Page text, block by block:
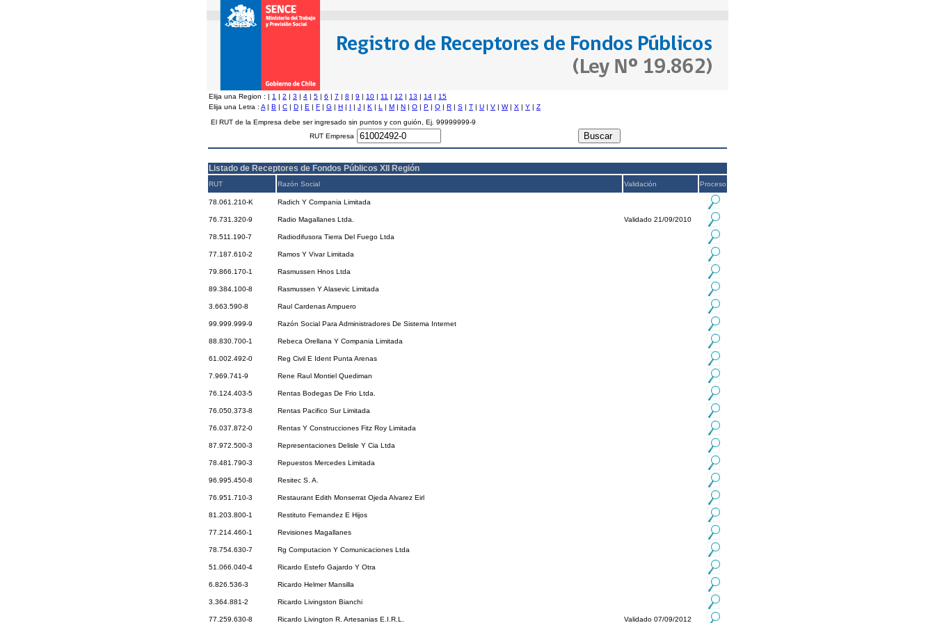
Elija una Region : | 1 | 2 | 3 | 4 | 5 | 6 | 7 | 8 | 9 | 10 | 11 | 12 | 13 | 14 | 15
Elija una Letra : A | B | C | D | E | F | G | H | I | J | K | L | M | N | O | P | Q | R | S | T | U | V | W| X | Y | Z
El RUT de la Empresa debe ser ingresado sin puntos y con guión, Ej. 99999999-9
RUT Empresa
Listado de Receptores de Fondos Públicos XII Región
RUT Razón Social Validación Proceso
78.061.210-K Radich Y Compania Limitada
76.731.320-9 Radio Magallanes Ltda. Validado 21/09/2010
78.511.190-7 Radiodifusora Tierra Del Fuego Ltda
77.187.610-2 Ramos Y Vivar Limitada
79.866.170-1 Rasmussen Hnos Ltda
89.384.100-8 Rasmussen Y Alasevic Limitada
3.663.590-8 Raul Cardenas Ampuero
99.999.999-9 Razón Social Para Administradores De Sistema Internet
88.830.700-1 Rebeca Orellana Y Compania Limitada
61.002.492-0 Reg Civil E Ident Punta Arenas
7.969.741-9 Rene Raul Montiel Quediman
76.124.403-5 Rentas Bodegas De Frio Ltda.
76.050.373-8 Rentas Pacifico Sur Limitada
76.037.872-0 Rentas Y Construcciones Fitz Roy Limitada
87.972.500-3 Representaciones Delisle Y Cia Ltda
78.481.790-3 Repuestos Mercedes Limitada
96.995.450-8 Resitec S. A.
76.951.710-3 Restaurant Edith Monserrat Ojeda Alvarez Eirl
81.203.800-1 Restituto Fernandez E Hijos
77.214.460-1 Revisiones Magallanes
78.754.630-7 Rg Computacion Y Comunicaciones Ltda
51.066.040-4 Ricardo Estefo Gajardo Y Otra
6.826.536-3 Ricardo Helmer Mansilla
3.364.881-2 Ricardo Livingston Bianchi
77.259.630-8 Ricardo Livington R. Artesanias E.I.R.L. Validado 07/09/2012